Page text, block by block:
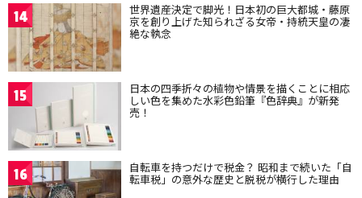
14 世界遺産決定で脚光！日本初の巨大都城・藤原
京を創り上げた知られざる女帝・持統天皇の凄
絶な執念
15 日本の四季折々の植物や情景を描くことに相応
しい色を集めた水彩色鉛筆『色辞典』が新発
売！
16 自転車を持つだけで税金？ 昭和まで続いた「自
転車税」の意外な歴史と脱税が横行した理由